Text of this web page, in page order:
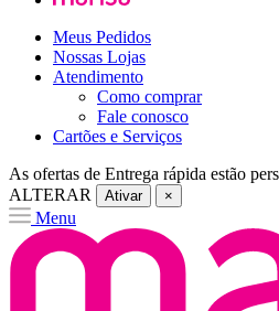
Meus Pedidos
Nossas Lojas
Atendimento
Como comprar
Fale conosco
Cartões e Serviços
As ofertas de Entrega rápida estão
ALTERAR
Ativar ×
Menu